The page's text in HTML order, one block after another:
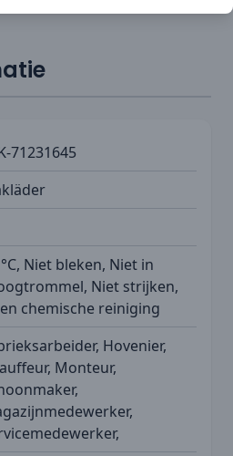
71231645
Niet bleken, Niet in
Niet strijken,
chemische reiniging
Hovenier,
Monteur,